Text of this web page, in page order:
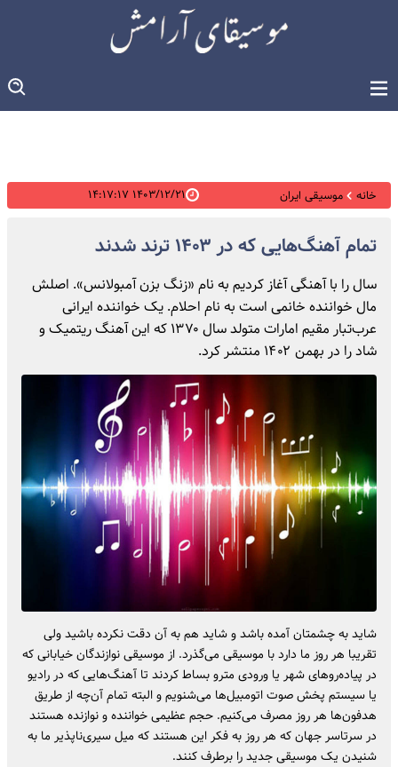
خانه موسیقی ایران ۱۴۰۳/۱۲/۲۱ ۱۴:۱۷:۱۷
تمام آهنگ‌هایی که در ۱۴۰۳ ترند شدند
سال را با آهنگی آغاز کردیم به نام «زنگ بزن آمبولانس». اصلش
مال خواننده خانمی است به نام احلام. یک خواننده ایرانی
عرب‌تبار مقیم امارات متولد سال ۱۳۷۰ که این آهنگ ریتمیک و
شاد را در بهمن ۱۴۰۲ منتشر کرد.
شاید به چشمتان آمده باشد و شاید هم به آن دقت نکرده باشید ولی
تقریبا هر روز ما دارد با موسیقی می‌گذرد. از موسیقی نوازندگان خیابانی که
در پیاده‌رو‌های شهر یا ورودی مترو بساط کردند تا آهنگ‌هایی که در رادیو
یا سیستم پخش صوت اتومبیل‌ها می‌شنویم و البته تمام آن‌چه از طریق
هدفون‌ها هر روز مصرف می‌کنیم. حجم عظیمی خواننده و نوازنده هستند
در سرتاسر جهان که هر روز به فکر این هستند که میل سیری‌ناپذیر ما به
شنیدن یک موسیقی جدید را برطرف کنند.